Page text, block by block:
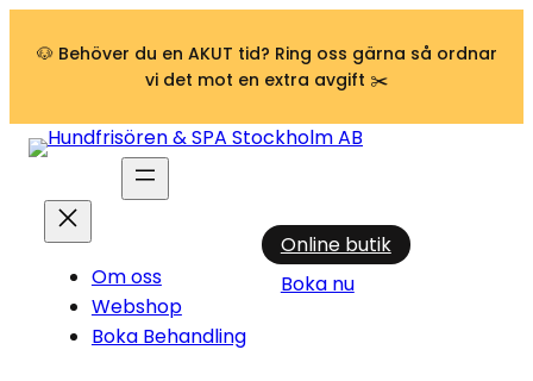
🐶 Behöver du en AKUT tid? Ring oss gärna så ordnar
vi det mot en extra avgift ✂️
Om oss
Webshop
Boka Behandling
Online butik
Boka nu